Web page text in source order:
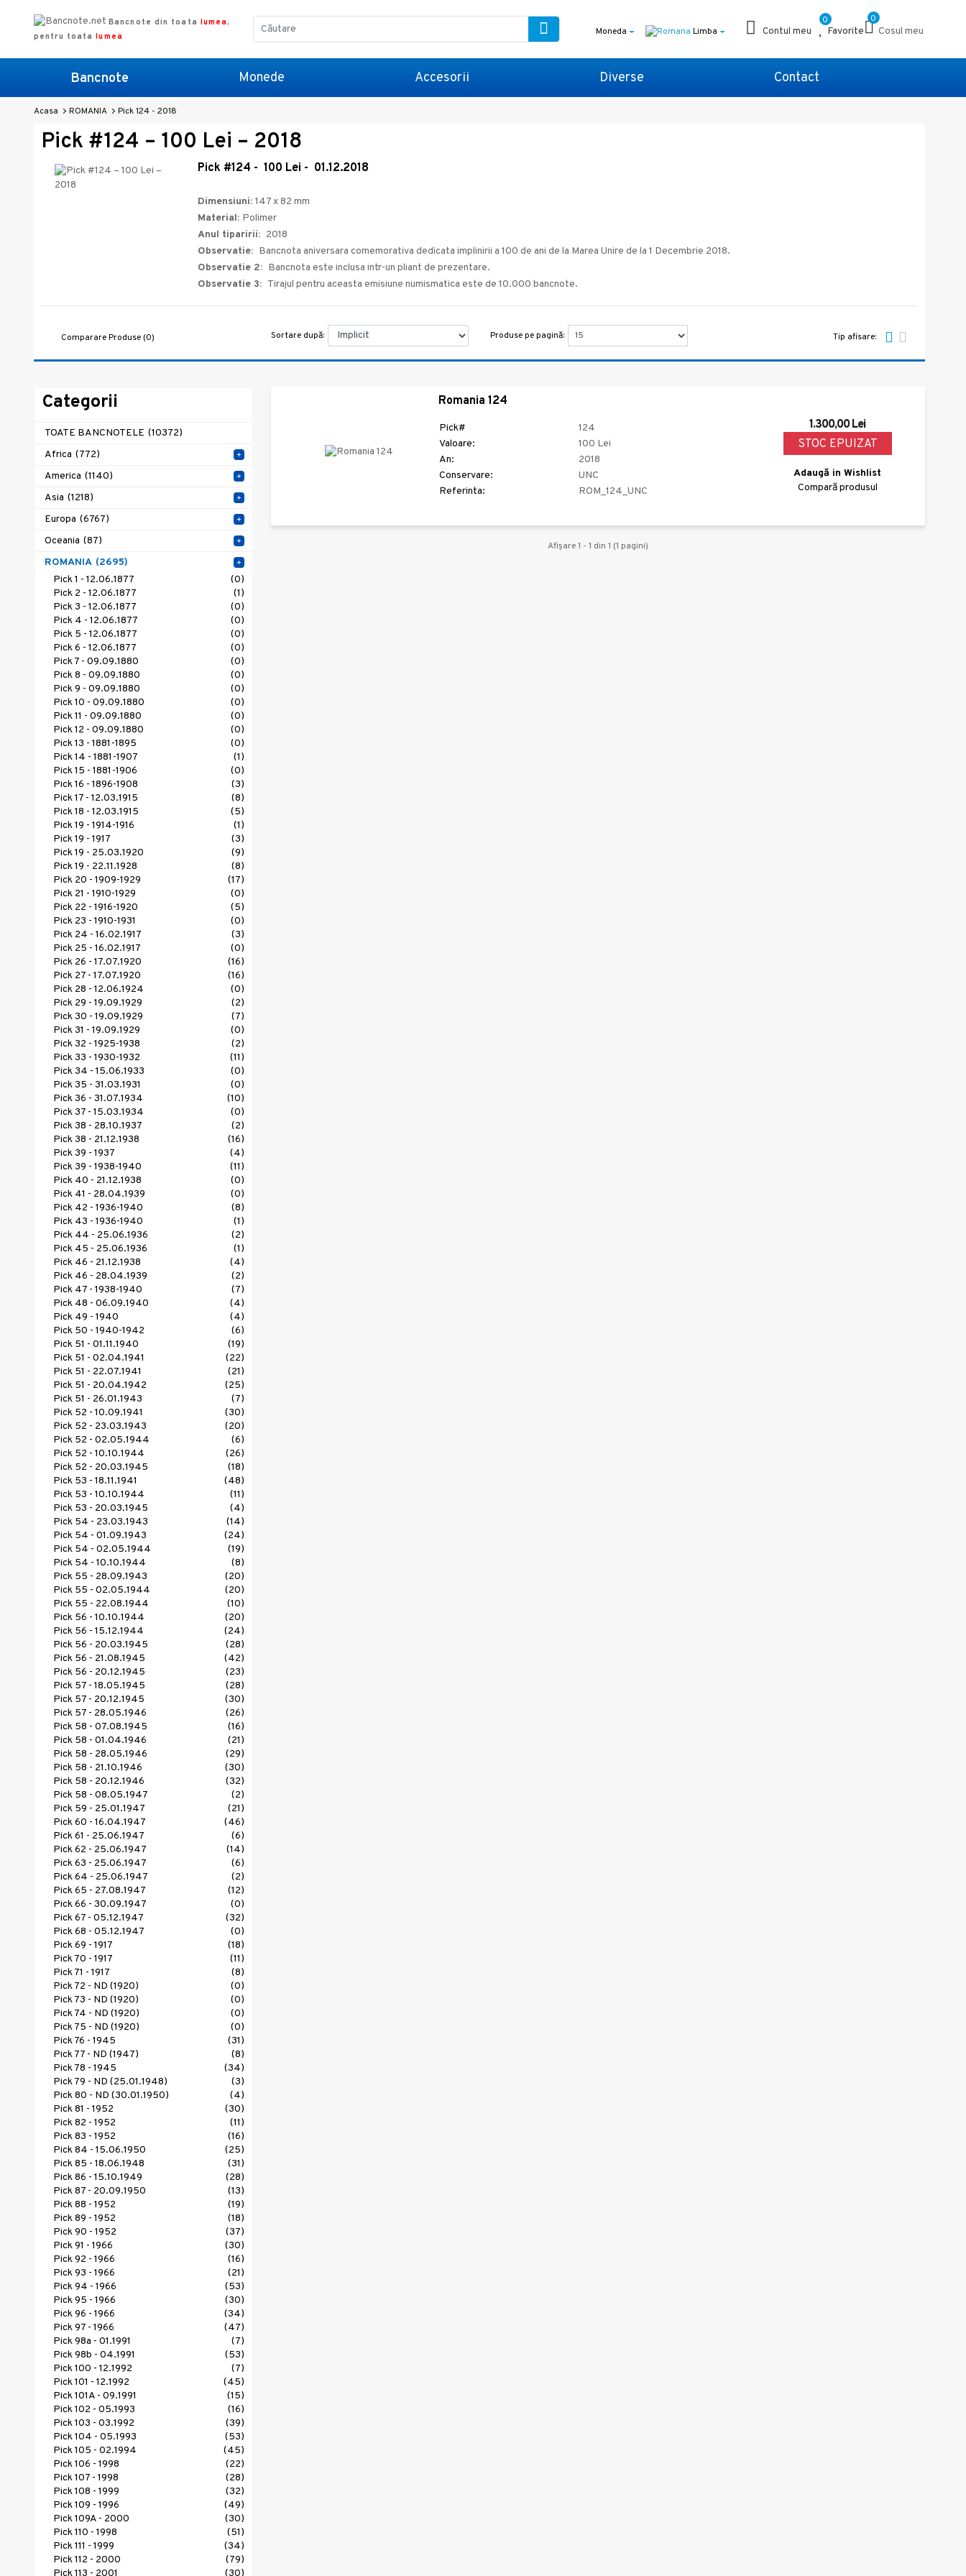
Bancnote din toata lumea,
pentru toatalumea Moneda Limba Contul meu
0
Favorite
0
Cosul meu
Bancnote Monede Accesorii Diverse Contact
Acasa ROMANIA Pick 124 - 2018
Pick #124 – 100 Lei – 2018
Pick #124 - 100 Lei - 01.12.2018
Dimensiuni:147 x 82 mm
Material: Polimer
Anul tiparirii: 2018
Observatie: Bancnota aniversara comemorativa dedicata implinirii a 100 de ani de la Marea Unire de la 1 Decembrie 2018.
Observatie 2: Bancnota este inclusa intr-un pliant de prezentare.
Observatie 3: Tirajul pentru aceasta emisiune numismatica este de 10.000 bancnote.
Comparare Produse (0) Sortare după: Produse pe pagină: Tip afisare:
Categorii
TOATE BANCNOTELE (10372)
Africa (772) +
America (1140) +
Asia (1218) +
Europa (6767) +
Oceania (87) +
ROMANIA (2695) +
Pick 1 - 12.06.1877
(0)
Pick 2 - 12.06.1877
(1)
Pick 3 - 12.06.1877
(0)
Pick 4 - 12.06.1877
(0)
Pick 5 - 12.06.1877
(0)
Pick 6 - 12.06.1877
(0)
Pick 7 - 09.09.1880
(0)
Pick 8 - 09.09.1880
(0)
Pick 9 - 09.09.1880
(0)
Pick 10 - 09.09.1880
(0)
Pick 11 - 09.09.1880
(0)
Pick 12 - 09.09.1880
(0)
Pick 13 - 1881-1895
(0)
Pick 14 - 1881-1907
(1)
Pick 15 - 1881-1906
(0)
Pick 16 - 1896-1908
(3)
Pick 17 - 12.03.1915
(8)
Pick 18 - 12.03.1915
(5)
Pick 19 - 1914-1916
(1)
Pick 19 - 1917
(3)
Pick 19 - 25.03.1920
(9)
Pick 19 - 22.11.1928
(8)
Pick 20 - 1909-1929
(17)
Pick 21 - 1910-1929
(0)
Pick 22 - 1916-1920
(5)
Pick 23 - 1910-1931
(0)
Pick 24 - 16.02.1917
(3)
Pick 25 - 16.02.1917
(0)
Pick 26 - 17.07.1920
(16)
Pick 27 - 17.07.1920
(16)
Pick 28 - 12.06.1924
(0)
Pick 29 - 19.09.1929
(2)
Pick 30 - 19.09.1929
(7)
Pick 31 - 19.09.1929
(0)
Pick 32 - 1925-1938
(2)
Pick 33 - 1930-1932
(11)
Pick 34 - 15.06.1933
(0)
Pick 35 - 31.03.1931
(0)
Pick 36 - 31.07.1934
(10)
Pick 37 - 15.03.1934
(0)
Pick 38 - 28.10.1937
(2)
Pick 38 - 21.12.1938
(16)
Pick 39 - 1937
(4)
Pick 39 - 1938-1940
(11)
Pick 40 - 21.12.1938
(0)
Pick 41 - 28.04.1939
(0)
Pick 42 - 1936-1940
(8)
Pick 43 - 1936-1940
(1)
Pick 44 - 25.06.1936
(2)
Pick 45 - 25.06.1936
(1)
Pick 46 - 21.12.1938
(4)
Pick 46 - 28.04.1939
(2)
Pick 47 - 1938-1940
(7)
Pick 48 - 06.09.1940
(4)
Pick 49 - 1940
(4)
Pick 50 - 1940-1942
(6)
Pick 51 - 01.11.1940
(19)
Pick 51 - 02.04.1941
(22)
Pick 51 - 22.07.1941
(21)
Pick 51 - 20.04.1942
(25)
Pick 51 - 26.01.1943
(7)
Pick 52 - 10.09.1941
(30)
Pick 52 - 23.03.1943
(20)
Pick 52 - 02.05.1944
(6)
Pick 52 - 10.10.1944
(26)
Pick 52 - 20.03.1945
(18)
Pick 53 - 18.11.1941
(48)
Pick 53 - 10.10.1944
(11)
Pick 53 - 20.03.1945
(4)
Pick 54 - 23.03.1943
(14)
Pick 54 - 01.09.1943
(24)
Pick 54 - 02.05.1944
(19)
Pick 54 - 10.10.1944
(8)
Pick 55 - 28.09.1943
(20)
Pick 55 - 02.05.1944
(20)
Pick 55 - 22.08.1944
(10)
Pick 56 - 10.10.1944
(20)
Pick 56 - 15.12.1944
(24)
Pick 56 - 20.03.1945
(28)
Pick 56 - 21.08.1945
(42)
Pick 56 - 20.12.1945
(23)
Pick 57 - 18.05.1945
(28)
Pick 57 - 20.12.1945
(30)
Pick 57 - 28.05.1946
(26)
Pick 58 - 07.08.1945
(16)
Pick 58 - 01.04.1946
(21)
Pick 58 - 28.05.1946
(29)
Pick 58 - 21.10.1946
(30)
Pick 58 - 20.12.1946
(32)
Pick 58 - 08.05.1947
(2)
Pick 59 - 25.01.1947
(21)
Pick 60 - 16.04.1947
(46)
Pick 61 - 25.06.1947
(6)
Pick 62 - 25.06.1947
(14)
Pick 63 - 25.06.1947
(6)
Pick 64 - 25.06.1947
(2)
Pick 65 - 27.08.1947
(12)
Pick 66 - 30.09.1947
(0)
Pick 67 - 05.12.1947
(32)
Pick 68 - 05.12.1947
(0)
Pick 69 - 1917
(18)
Pick 70 - 1917
(11)
Pick 71 - 1917
(8)
Pick 72 - ND (1920)
(0)
Pick 73 - ND (1920)
(0)
Pick 74 - ND (1920)
(0)
Pick 75 - ND (1920)
(0)
Pick 76 - 1945
(31)
Pick 77 - ND (1947)
(8)
Pick 78 - 1945
(34)
Pick 79 - ND (25.01.1948)
(3)
Pick 80 - ND (30.01.1950)
(4)
Pick 81 - 1952
(30)
Pick 82 - 1952
(11)
Pick 83 - 1952
(16)
Pick 84 - 15.06.1950
(25)
Pick 85 - 18.06.1948
(31)
Pick 86 - 15.10.1949
(28)
Pick 87 - 20.09.1950
(13)
Pick 88 - 1952
(19)
Pick 89 - 1952
(18)
Pick 90 - 1952
(37)
Pick 91 - 1966
(30)
Pick 92 - 1966
(16)
Pick 93 - 1966
(21)
Pick 94 - 1966
(53)
Pick 95 - 1966
(30)
Pick 96 - 1966
(34)
Pick 97 - 1966
(47)
Pick 98a - 01.1991
(7)
Pick 98b - 04.1991
(53)
Pick 100 - 12.1992
(7)
Pick 101 - 12.1992
(45)
Pick 101A - 09.1991
(15)
Pick 102 - 05.1993
(16)
Pick 103 - 03.1992
(39)
Pick 104 - 05.1993
(53)
Pick 105 - 02.1994
(45)
Pick 106 - 1998
(22)
Pick 107 - 1998
(28)
Pick 108 - 1999
(32)
Pick 109 - 1996
(49)
Pick 109A - 2000
(30)
Pick 110 - 1998
(51)
Pick 111 - 1999
(34)
Pick 112 - 2000
(79)
Pick 113 - 2001
(30)
Romania 124
Pick#
124
Valoare:
100 Lei
An:
2018
Conservare:
UNC
Referinta:
ROM_124_UNC
1.300,00 Lei
STOC EPUIZAT
Adaugă in Wishlist
Compară produsul
Afişare 1 - 1 din 1 (1 pagini)